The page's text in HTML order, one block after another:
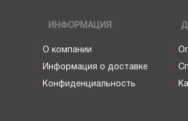
ИНФОРМАЦИЯ
О компании
Информация о доставке
Конфиденциальность